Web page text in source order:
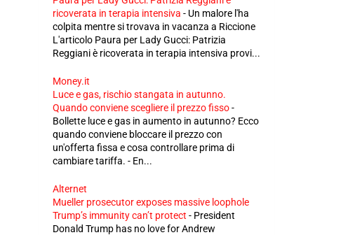
ricoverata in terapia intensiva - Un malore l'ha
colpita mentre si trovava in vacanza a Riccione
L'articolo Paura per Lady Gucci: Patrizia
Reggiani è ricoverata in terapia intensiva provi...
Money.it
Luce e gas, rischio stangata in autunno.
Quando conviene scegliere il prezzo fisso-
Bollette luce e gas in aumento in autunno? Ecco
quando conviene bloccare il prezzo con
un'offerta fissa e cosa controllare prima di
cambiare tariffa. - En...
Alternet
Mueller prosecutor exposes massive loophole
Trump’s immunity can’t protect - President
Donald Trump has no love for Andrew